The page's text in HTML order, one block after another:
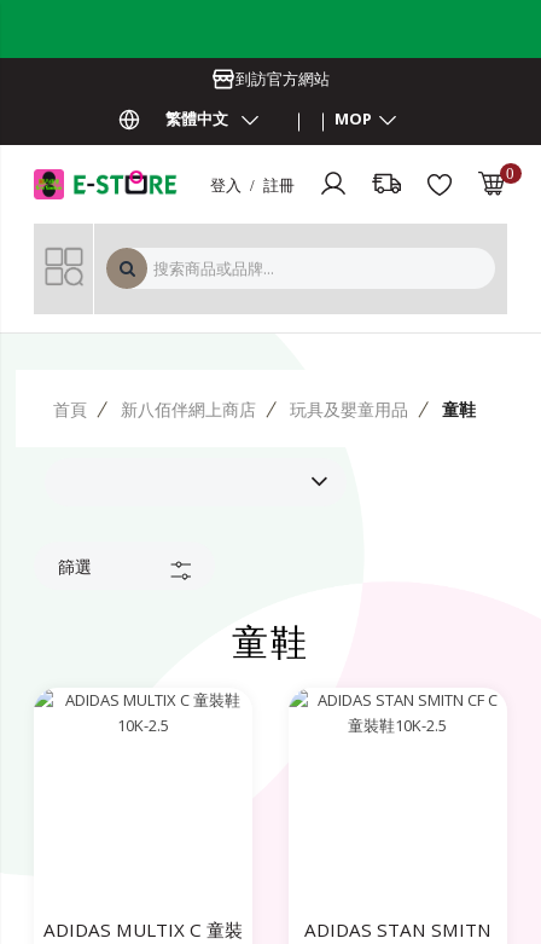
到訪官方網站
繁體中文
MOP
登入 / 註冊
0
首頁 新八佰伴網上商店 玩具及嬰童用品 童鞋
篩選
童鞋
ADIDAS MULTIX C 童裝
ADIDAS STAN SMITN